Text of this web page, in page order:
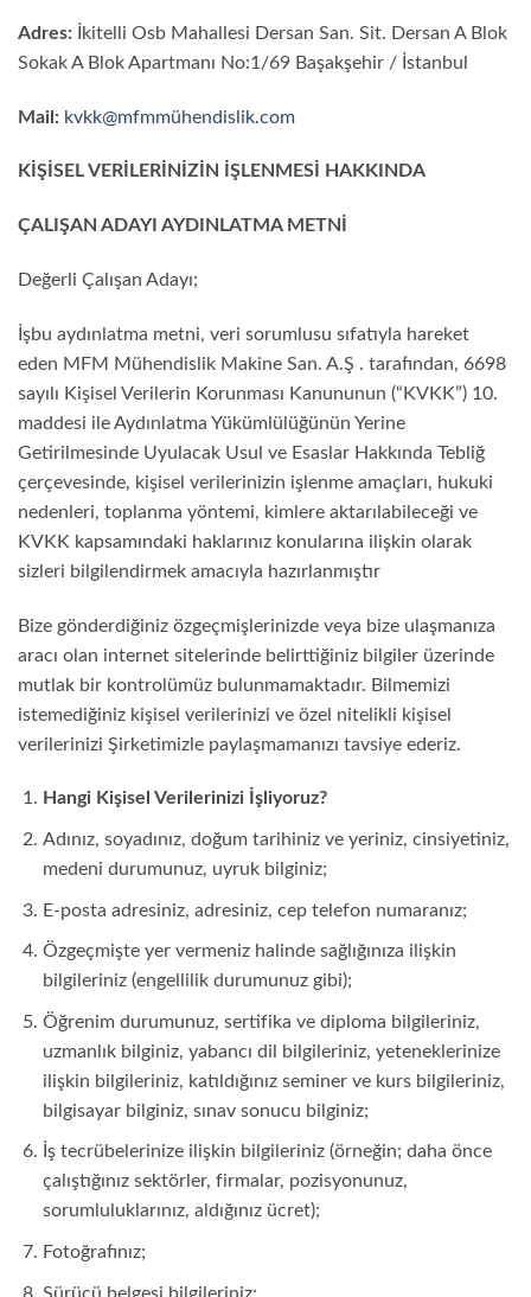
Adres: İkitelli Osb Mahallesi Dersan San. Sit. Dersan A Blok
Sokak A Blok Apartmanı No:1/69 Başakşehir / İstanbul
Mail: kvkk@mfmmühendislik.com
KİŞİSEL VERİLERİNİZİN İŞLENMESİ HAKKINDA
ÇALIŞAN ADAYI AYDINLATMA METNİ
Değerli Çalışan Adayı;
İşbu aydınlatma metni, veri sorumlusu sıfatıyla hareket
eden MFM Mühendislik Makine San. A.Ş . tarafından, 6698
sayılı Kişisel Verilerin Korunması Kanununun (“KVKK”) 10.
maddesi ile Aydınlatma Yükümlülüğünün Yerine
Getirilmesinde Uyulacak Usul ve Esaslar Hakkında Tebliğ
çerçevesinde, kişisel verilerinizin işlenme amaçları, hukuki
nedenleri, toplanma yöntemi, kimlere aktarılabileceği ve
KVKK kapsamındaki haklarınız konularına ilişkin olarak
sizleri bilgilendirmek amacıyla hazırlanmıştır
Bize gönderdiğiniz özgeçmişlerinizde veya bize ulaşmanıza
aracı olan internet sitelerinde belirttiğiniz bilgiler üzerinde
mutlak bir kontrolümüz bulunmamaktadır. Bilmemizi
istemediğiniz kişisel verilerinizi ve özel nitelikli kişisel
verilerinizi Şirketimizle paylaşmamanızı tavsiye ederiz.
Hangi Kişisel Verilerinizi İşliyoruz?
Adınız, soyadınız, doğum tarihiniz ve yeriniz, cinsiyetiniz,
medeni durumunuz, uyruk bilginiz;
E-posta adresiniz, adresiniz, cep telefon numaranız;
Özgeçmişte yer vermeniz halinde sağlığınıza ilişkin
bilgileriniz (engellilik durumunuz gibi);
Öğrenim durumunuz, sertifika ve diploma bilgileriniz,
uzmanlık bilginiz, yabancı dil bilgileriniz, yeteneklerinize
ilişkin bilgileriniz, katıldığınız seminer ve kurs bilgileriniz,
bilgisayar bilginiz, sınav sonucu bilginiz;
İş tecrübelerinize ilişkin bilgileriniz (örneğin; daha önce
çalıştığınız sektörler, firmalar, pozisyonunuz,
sorumluluklarınız, aldığınız ücret);
Fotoğrafınız;
Sürücü belgesi bilgileriniz;